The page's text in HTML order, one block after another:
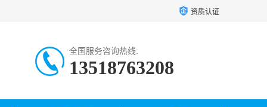
资质认证
全国服务咨询热线:
13518763208